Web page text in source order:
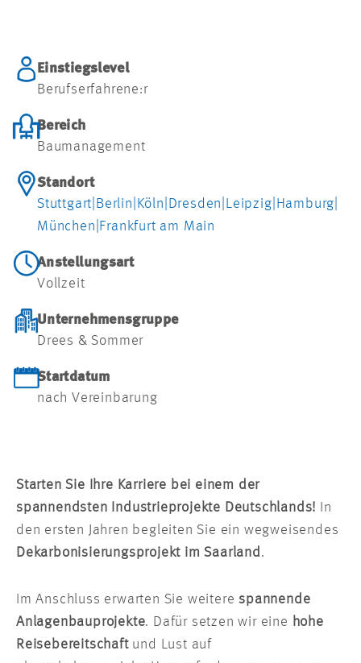
Einstiegslevel
Berufserfahrene:r
Bereich
Baumanagement
Standort
Stuttgart Berlin Köln Dresden Leipzig Hamburg
München Frankfurt am Main
Anstellungsart
Vollzeit
Unternehmensgruppe
Drees & Sommer
Startdatum
nach Vereinbarung
Starten Sie Ihre Karriere bei einem der
spannendsten Industrieprojekte Deutschlands!
In
den ersten Jahren begleiten Sie ein wegweisendes
Dekarbonisierungsprojekt im Saarland.
Im Anschluss erwarten Sie weiterespannende
Anlagenbauprojekte. Dafür setzen wir eine hohe
Reisebereitschaft und Lust auf